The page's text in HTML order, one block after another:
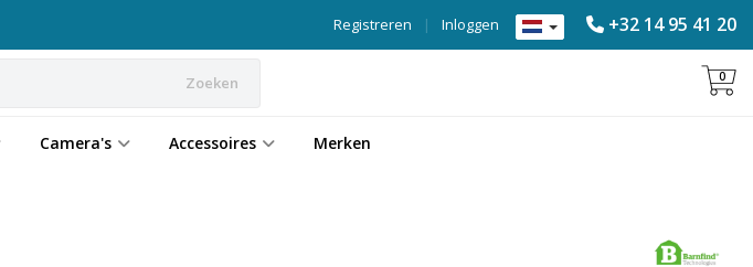
+32 14 95 41 20
Inloggen
|
Registreren
Zoeken 0
Camera's Accessoires Merken